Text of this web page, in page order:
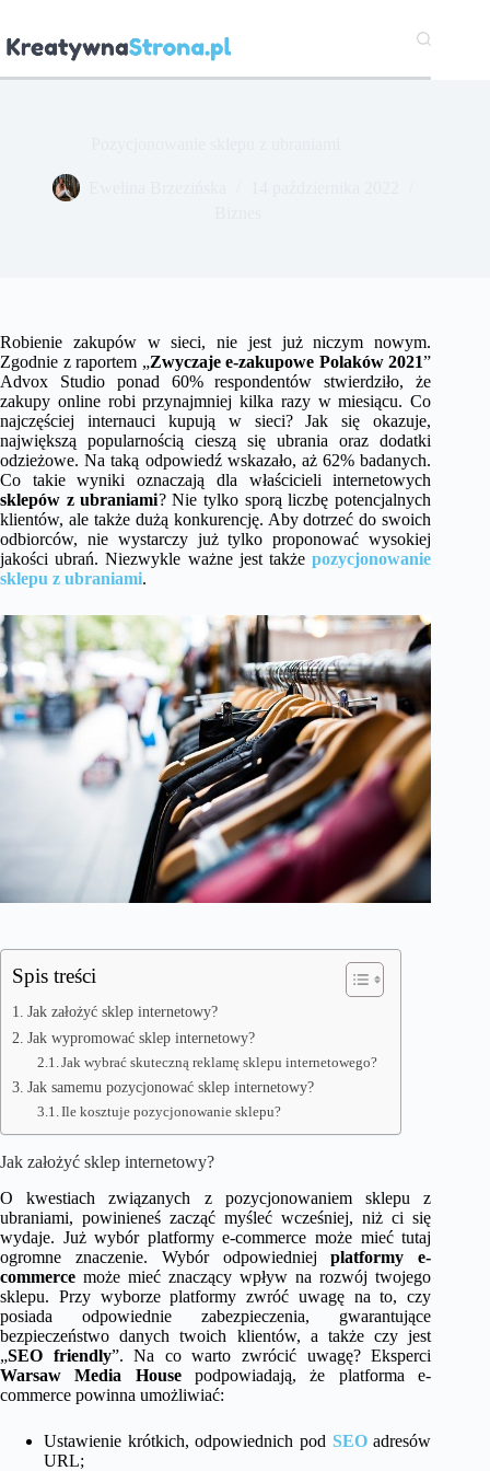
treści
Robienie zakupów w sieci, nie jest już niczym nowym.
Zgodnie z raportem „Zwyczaje e-zakupowe Polaków 2021”
Advox Studio ponad 60% respondentów stwierdziło, że
zakupy online robi przynajmniej kilka razy w miesiącu. Co
najczęściej internauci kupują w sieci? Jak się okazuje,
największą popularnością cieszą się ubrania oraz dodatki
odzieżowe. Na taką odpowiedź wskazało, aż 62% badanych.
Co takie wyniki oznaczają dla właścicieli internetowych
sklepów z ubraniami? Nie tylko sporą liczbę potencjalnych
klientów, ale także dużą konkurencję. Aby dotrzeć do swoich
odbiorców, nie wystarczy już tylko proponować wysokiej
jakości ubrań. Niezwykle ważne jest takżepozycjonowanie
sklepu z ubraniami.
Spis treści
Jak założyć sklep internetowy?
Jak wypromować sklep internetowy?
Jak wybrać skuteczną reklamę sklepu internetowego?
Jak samemu pozycjonować sklep internetowy?
Ile kosztuje pozycjonowanie sklepu?
Jak założyć sklep internetowy?
O kwestiach związanych z pozycjonowaniem sklepu z
ubraniami, powinieneś zacząć myśleć wcześniej, niż ci się
wydaje. Już wybór platformy e-commerce może mieć tutaj
ogromne znaczenie. Wybór odpowiedniejplatformy e-
commerce może mieć znaczący wpływ na rozwój twojego
sklepu. Przy wyborze platformy zwróć uwagę na to, czy
posiada odpowiednie zabezpieczenia, gwarantujące
bezpieczeństwo danych twoich klientów, a także czy jest
„SEO friendly”. Na co warto zwrócić uwagę? Eksperci
Warsaw Media Housepodpowiadają, że platforma e-
commerce powinna umożliwiać:
Ustawienie krótkich, odpowiednich pod SEO adresów
URL;